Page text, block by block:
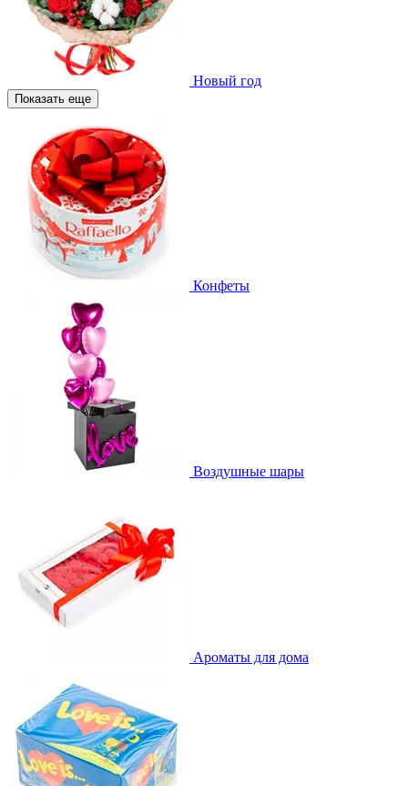
Новый год
Показать еще
Конфеты
Воздушные шары
Ароматы для дома